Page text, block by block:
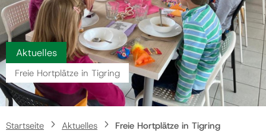
Veranstaltungen
Politik
Gemeinde
Aktuelles
Freie Hortplätze in Tigring
Startseite Aktuelles Freie Hortplätze in Tigring